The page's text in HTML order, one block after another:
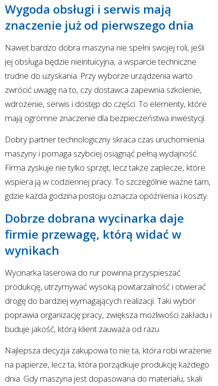
Wygoda obsługi i serwis mają
znaczenie już od pierwszego dnia
Nawet bardzo dobra maszyna nie spełni swojej roli, jeśli
jej obsługa będzie nieintuicyjna, a wsparcie techniczne
trudne do uzyskania. Przy wyborze urządzenia warto
zwrócić uwagę na to, czy dostawca zapewnia szkolenie,
wdrożenie, serwis i dostęp do części. To elementy, które
mają ogromne znaczenie dla bezpieczeństwa inwestycji.
Dobry partner technologiczny skraca czas uruchomienia
maszyny i pomaga szybciej osiągnąć pełną wydajność.
Firma zyskuje nie tylko sprzęt, lecz także zaplecze, które
wspiera ją w codziennej pracy. To szczególnie ważne tam,
gdzie każda godzina postoju oznacza opóźnienia i koszty.
Dobrze dobrana wycinarka daje
firmie przewagę, którą widać w
wynikach
Wycinarka laserowa do rur powinna przyspieszać
produkcję, utrzymywać wysoką powtarzalność i otwierać
drogę do bardziej wymagających realizacji. Taki wybór
poprawia organizację pracy, zwiększa możliwości zakładu i
buduje jakość, którą klient zauważa od razu.
Najlepsza decyzja zakupowa to nie ta, która robi wrażenie
na papierze, lecz ta, która porządkuje produkcję każdego
dnia. Gdy maszyna jest dopasowana do materiału, skali